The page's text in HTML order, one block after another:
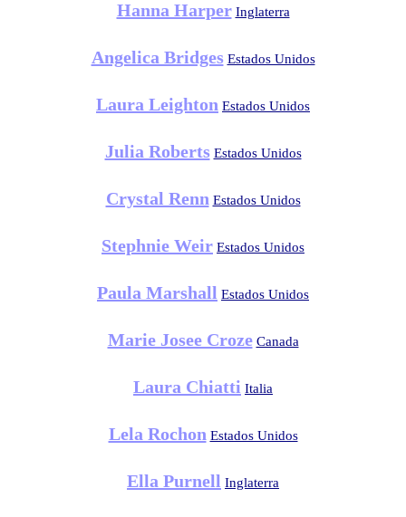
Hanna Harper Inglaterra
Angelica Bridges Estados Unidos
Laura Leighton Estados Unidos
Julia Roberts Estados Unidos
Crystal Renn Estados Unidos
Stephnie Weir Estados Unidos
Paula Marshall Estados Unidos
Marie Josee Croze Canada
Laura Chiatti Italia
Lela Rochon Estados Unidos
Ella Purnell Inglaterra